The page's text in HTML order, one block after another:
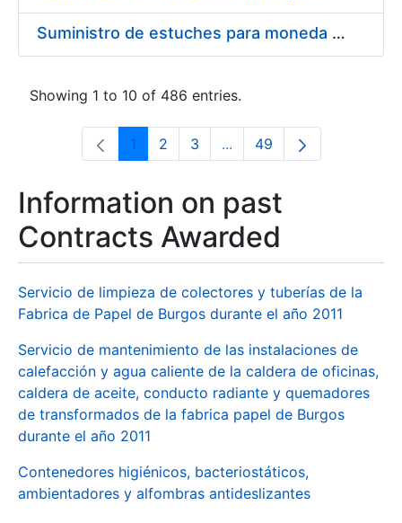
Suministro de estuches para moneda de 30 €
Showing 1 to 10 of 486 entries.
Page
1 Page
2 Page
3 ...Intermediate Pages Use
Page
49
Information on past
Contracts Awarded
Servicio de limpieza de colectores y tuberías de la
Fabrica de Papel de Burgos durante el año 2011
Servicio de mantenimiento de las instalaciones de
calefacción y agua caliente de la caldera de oficinas,
caldera de aceite, conducto radiante y quemadores
de transformados de la fabrica papel de Burgos
durante el año 2011
Contenedores higiénicos, bacteriostáticos,
ambientadores y alfombras antideslizantes